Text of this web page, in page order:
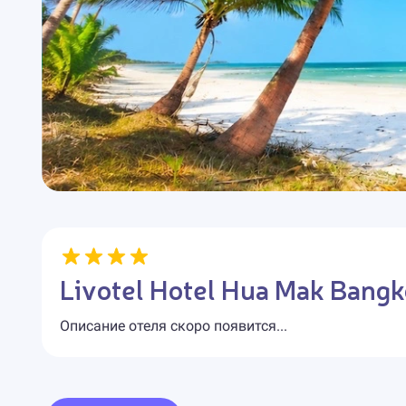
Livotel Hotel Hua Mak
Описание отеля скоро появится...